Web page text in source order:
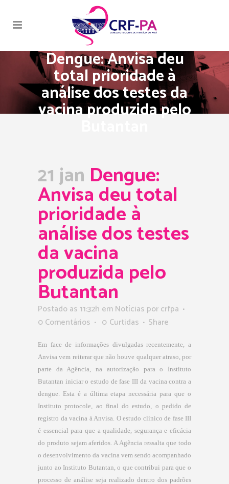
Dengue: Anvisa deu
total prioridade à
análise dos testes da
vacina produzida pelo
21 jan Dengue:
Anvisa deu total
prioridade à
análise dos testes
da vacina
produzida pelo
Butantan
Postado as 11:32h emNotícias porcrfpa
0 Comentários
0 Curtidas Share
Em face de informações divulgadas recentemente, a
Anvisa vem reiterar que não houve qualquer atraso, por
parte da Agência, na autorização para o Instituto
Butantan iniciar o estudo de fase III da vacina contra a
dengue. Esta é a última etapa necessária para que o
Instituto protocole, ao final do estudo, o pedido de
registro da vacina à Anvisa. O estudo clínico de fase III
é essencial para que a qualidade, segurança e eficácia
do produto sejam aferidos. A Agência ressalta que todo
o desenvolvimento da vacina vem sendo acompanhado
junto ao Instituto Butantan, o que contribui para que o
processo de análise seja realizado dentro dos padrões